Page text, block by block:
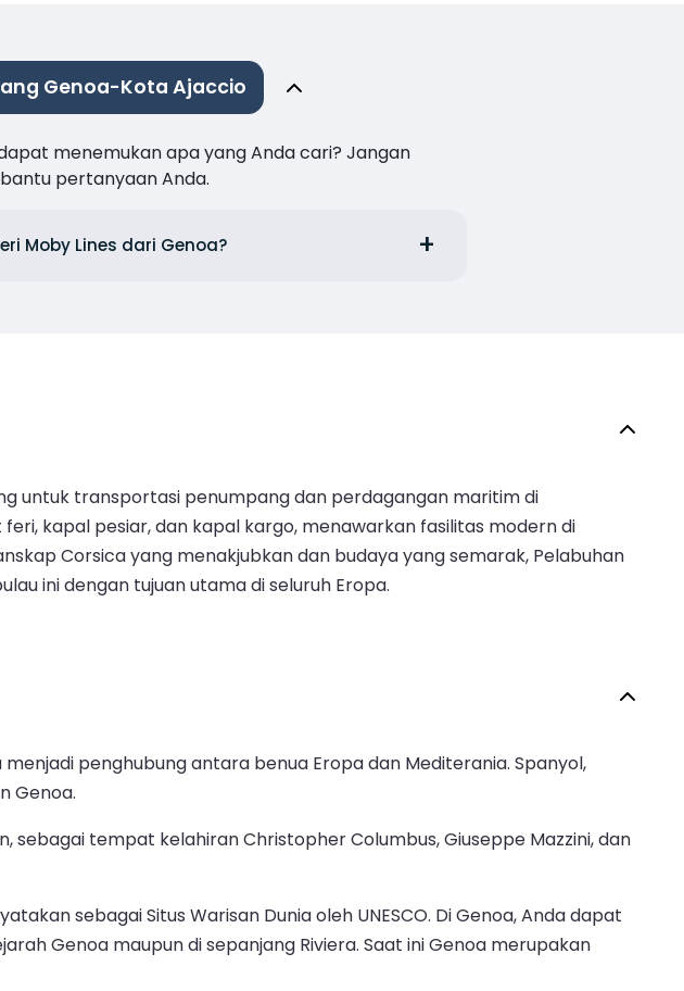
Genoa-Kota Ajaccio
menemukan apa yang Anda cari? Jangan
pertanyaan Anda.
Moby Lines dari Genoa?
untuk transportasi penumpang dan perdagangan maritim di
kapal pesiar, dan kapal kargo, menawarkan fasilitas modern di
Corsica yang menakjubkan dan budaya yang semarak, Pelabuhan
ini dengan tujuan utama di seluruh Eropa.
penghubung antara benua Eropa dan Mediterania. Spanyol,
Genoa.
tempat kelahiran Christopher Columbus, Giuseppe Mazzini, dan
sebagai Situs Warisan Dunia oleh UNESCO. Di Genoa, Anda dapat
Genoa maupun di sepanjang Riviera. Saat ini Genoa merupakan